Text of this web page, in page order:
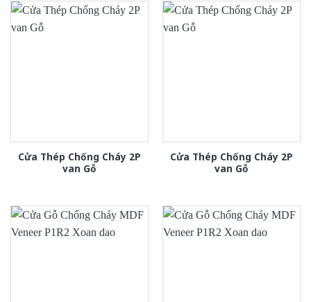
Cửa Thép Chống Cháy 2P
van Gỗ
Cửa Thép Chống Cháy 2P
van Gỗ